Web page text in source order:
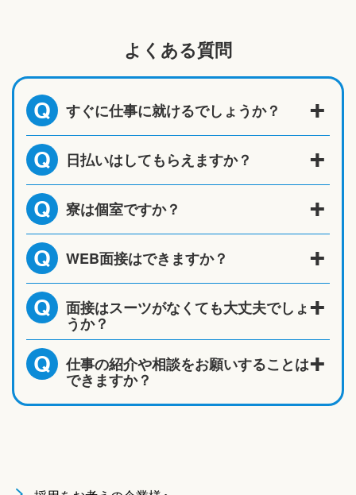
よくある質問
Q すぐに仕事に就けるでしょうか？
Q 日払いはしてもらえますか？
Q 寮は個室ですか？
Q WEB面接はできますか？
Q 面接はスーツがなくても大丈夫でしょ
うか？
Q 仕事の紹介や相談をお願いすることは
できますか？